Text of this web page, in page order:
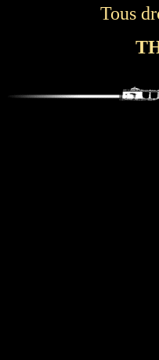
Tous